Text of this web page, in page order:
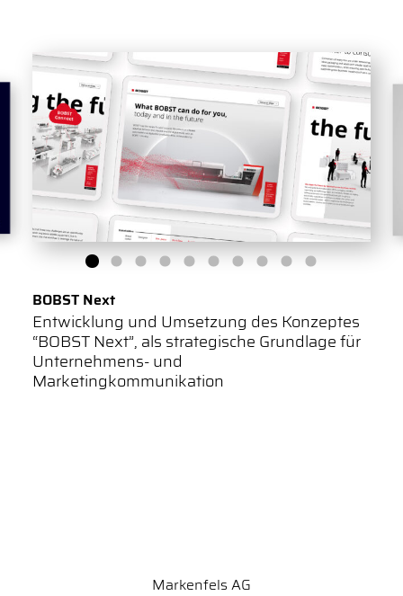
BOBST Next
Entwicklung und Umsetzung des Konzeptes
“BOBST Next”, als strategische Grundlage für
Unternehmens- und
Marketingkommunikation
Markenfels AG